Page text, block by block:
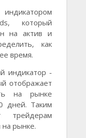
который
на актив и
как
время.
индикатор -
отображает
на рынке
дней. Таким
трейдерам
рынке.